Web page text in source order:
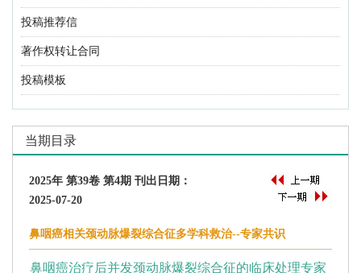
投稿推荐信
著作权转让合同
投稿模板